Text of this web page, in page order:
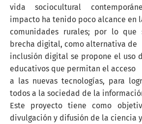
vida sociocultural
impacto ha tenido poco alcance en
comunidades rurales; por lo que
brecha digital, como alternativa de
inclusión digital se propone el uso
educativos que permitan el acceso
a las nuevas tecnologías, para
todos a la sociedad de la
Este proyecto tiene como
divulgación y difusión de la ciencia y